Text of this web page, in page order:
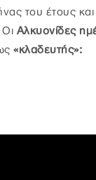
του έτους
Αλκυονίδες
«κλαδευτής»: